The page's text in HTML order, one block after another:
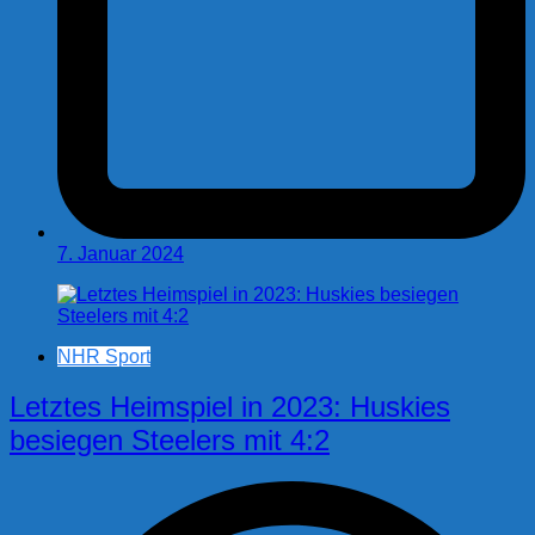
7. Januar 2024
NHR Sport
Letztes Heimspiel in 2023: Huskies
besiegen Steelers mit 4:2